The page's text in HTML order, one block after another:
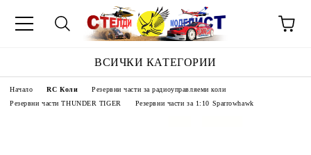
ВСИЧКИ КАТЕГОРИИ
Начало RC Коли
Резервни части за радиоуправляеми коли
Резервни части THUNDER TIGER
Резервни части за 1:10 Sparrowhawk